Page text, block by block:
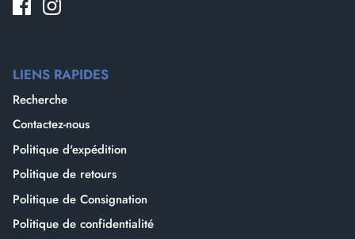
LIENS RAPIDES
Recherche
Contactez-nous
Politique d'expédition
Politique de retours
Politique de Consignation
Politique de confidentialité